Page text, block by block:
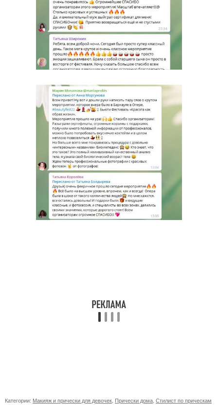
Категории: Макияж и прически для девочек Прически дома Стилист по прическам